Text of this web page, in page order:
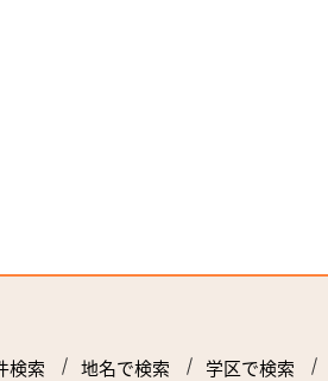
検索 地名で検索 学区で検索